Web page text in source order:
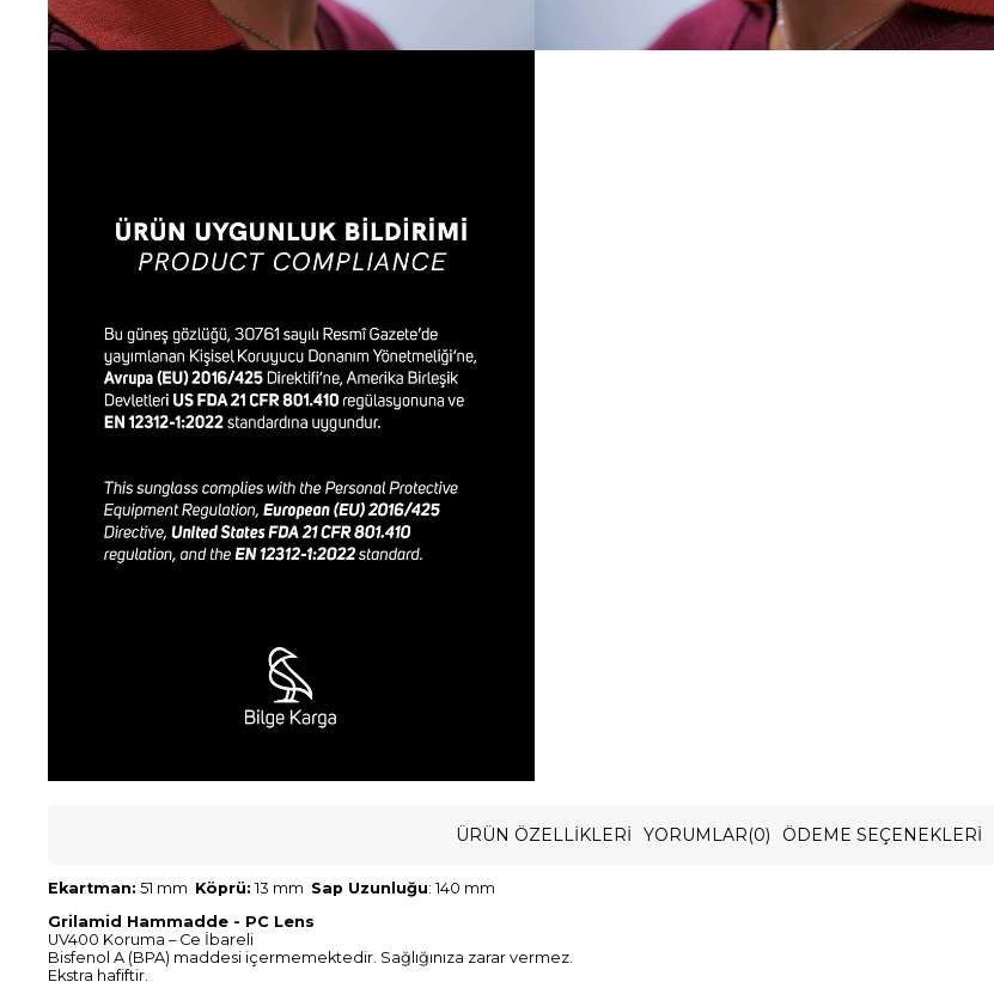
ÜRÜN ÖZELLIKLERI YORUMLAR(0) ÖDEME SEÇENEKLERI
Ekartman: 51 mm Köprü: 13 mm Sap Uzunluğu: 140 mm
Grilamid Hammadde - PC Lens
UV400 Koruma – Ce İbareli
Bisfenol A (BPA) maddesi içermemektedir. Sağlığınıza zarar vermez.
Ekstra hafiftir.